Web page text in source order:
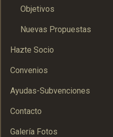
Objetivos
Nuevas Propuestas
Hazte Socio
Convenios
Ayudas-Subvenciones
Contacto
Galería Fotos